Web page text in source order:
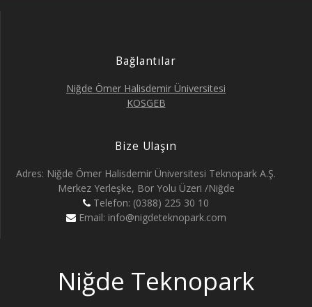
Bağlantılar
Niğde Ömer Halisdemir Üniversitesi
KOSGEB
Bize Ulaşın
Adres: Niğde Ömer Halisdemir Üniversitesi Teknopark A.Ş.
Merkez Yerleşke, Bor Yolu Üzeri /Niğde
Telefon: (0388) 225 30 10
Email: info@nigdeteknopark.com
Niğde Teknopark